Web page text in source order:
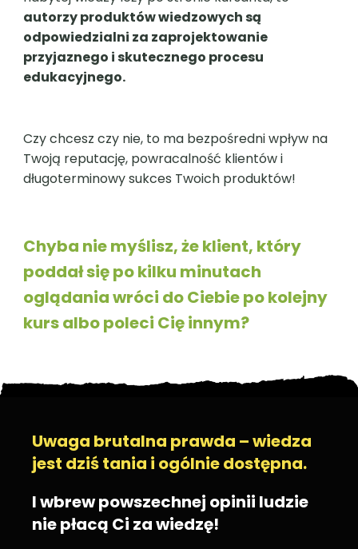
autorzy produktów wiedzowych są
odpowiedzialni za zaprojektowanie
przyjaznego i skutecznego procesu
edukacyjnego.
Czy chcesz czy nie, to ma bezpośredni wpływ na
Twoją reputację, powracalność klientów i
długoterminowy sukces Twoich produktów!
Chyba nie myślisz, że klient, który
poddał się po kilku minutach
oglądania wróci do Ciebie po kolejny
kurs albo poleci Cię innym?
Uwaga brutalna prawda – wiedza
jest dziś tania i ogólnie dostępna.
I wbrew powszechnej opinii ludzie
nie płacą Ci za wiedzę!